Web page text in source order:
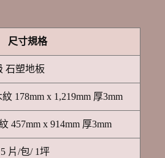
尺寸規格
石塑地板
178mm x 1,219mm 厚3mm
457mm x 914mm 厚3mm
片/包/ 1坪